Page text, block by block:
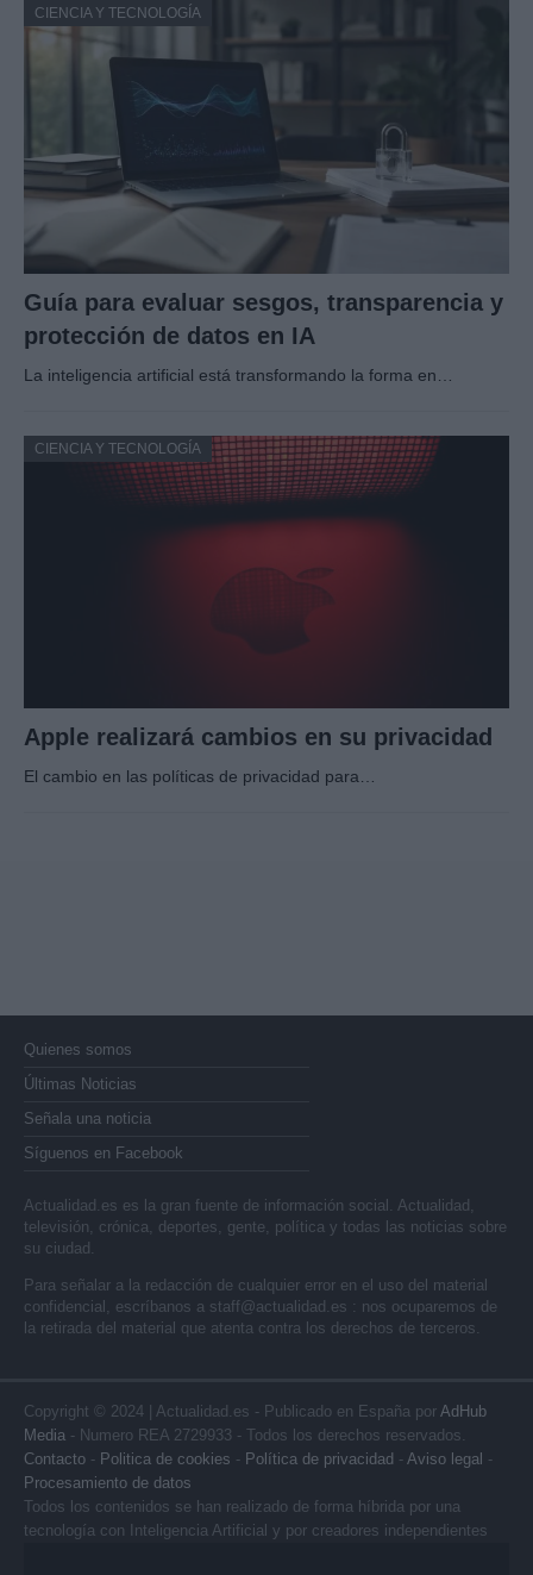
CIENCIA Y TECNOLOGÍA
Guía para evaluar sesgos, transparencia y
protección de datos en IA
La inteligencia artificial está transformando la forma en…
CIENCIA Y TECNOLOGÍA
Apple realizará cambios en su privacidad
El cambio en las políticas de privacidad para…
Quienes somos
Últimas Noticias
Señala una noticia
Síguenos en Facebook
Actualidad.es es la gran fuente de información social. Actualidad,
televisión, crónica, deportes, gente, política y todas las noticias sobre
su ciudad.
Para señalar a la redacción de cualquier error en el uso del material
confidencial, escríbanos a staff@actualidad.es : nos ocuparemos de
la retirada del material que atenta contra los derechos de terceros.
Copyright © 2024 | Actualidad.es - Publicado en España por AdHub
Media - Numero REA 2729933 - Todos los derechos reservados.
Contacto - Politica de cookies - Política de privacidad - Aviso legal -
Procesamiento de datos
Todos los contenidos se han realizado de forma híbrida por una
tecnología con Inteligencia Artificial y por creadores independientes